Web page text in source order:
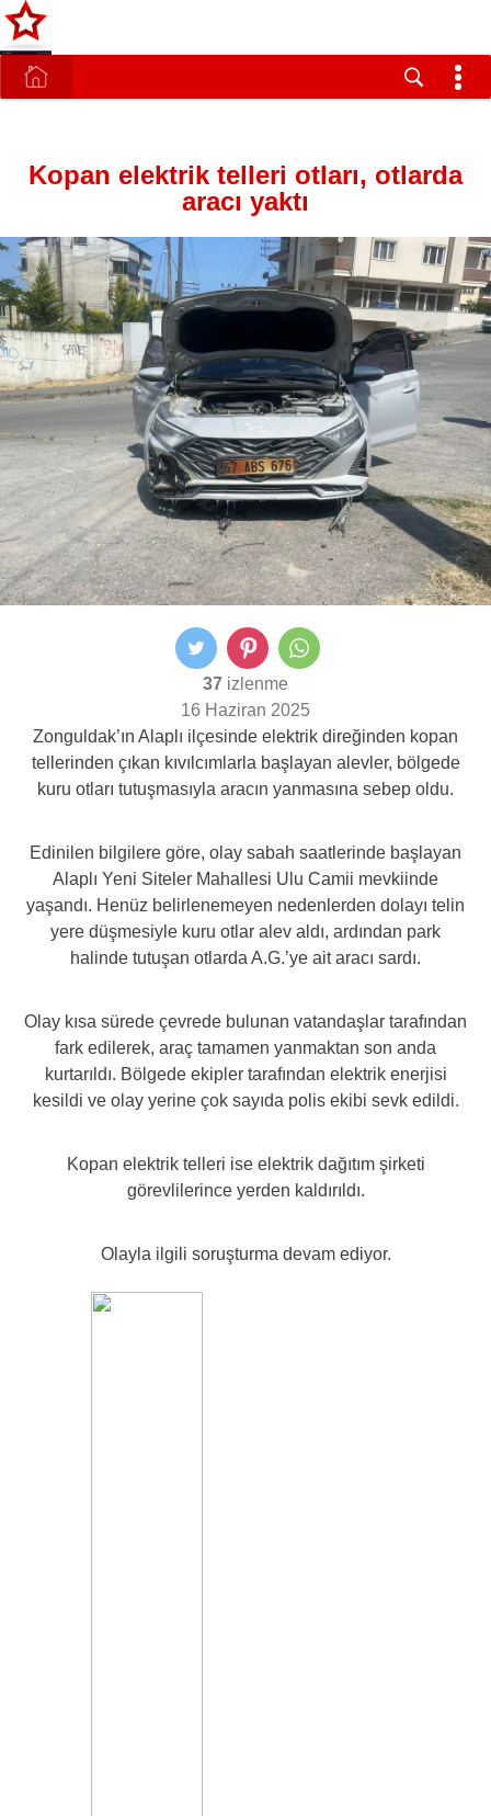
Kopan elektrik telleri otları, otlarda
aracı yaktı
37 izlenme
16 Haziran 2025
Zonguldak’ın Alaplı ilçesinde elektrik direğinden kopan
tellerinden çıkan kıvılcımlarla başlayan alevler, bölgede
kuru otları tutuşmasıyla aracın yanmasına sebep oldu.
Edinilen bilgilere göre, olay sabah saatlerinde başlayan
Alaplı Yeni Siteler Mahallesi Ulu Camii mevkiinde
yaşandı. Henüz belirlenemeyen nedenlerden dolayı telin
yere düşmesiyle kuru otlar alev aldı, ardından park
halinde tutuşan otlarda A.G.’ye ait aracı sardı.
Olay kısa sürede çevrede bulunan vatandaşlar tarafından
fark edilerek, araç tamamen yanmaktan son anda
kurtarıldı. Bölgede ekipler tarafından elektrik enerjisi
kesildi ve olay yerine çok sayıda polis ekibi sevk edildi.
Kopan elektrik telleri ise elektrik dağıtım şirketi
görevlilerince yerden kaldırıldı.
Olayla ilgili soruşturma devam ediyor.